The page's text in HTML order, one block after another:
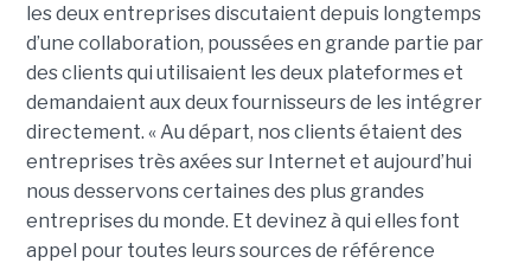
les deux entreprises discutaient depuis longtemps
d’une collaboration, poussées en grande partie par
des clients qui utilisaient les deux plateformes et
demandaient aux deux fournisseurs de les intégrer
directement. « Au départ, nos clients étaient des
entreprises très axées sur Internet et aujourd’hui
nous desservons certaines des plus grandes
entreprises du monde. Et devinez à qui elles font
appel pour toutes leurs sources de référence